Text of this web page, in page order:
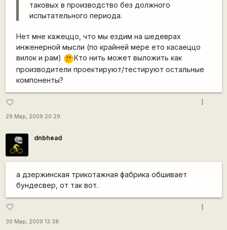
таковых в производство без должного
испытательного периода.
Нет мне кажеццо, что мы ездим на шедеврах
инженерной мысли (по крайней мере ето касаеццо
вилок и рам)
\m
/
Кто нить может выложить как
производители проектируют/тестируют остальные
компоненты?
favorite_border
29 Мар, 2009 20:29
more_vert
dnbhead
а дзержинская трикотажная фабрика обшивает
бундесвер, от так вот.
favorite_border
30 Мар, 2009 13:38
more_vert